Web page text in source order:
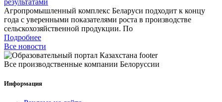
результатами
Агропромышленный комплекс Беларуси подходит к концу
года с уверенными показателями роста в производстве
сельскохозяйственной продукции. По
Подробнее
Все новости
Все производственные компании Белоруссии
Информация